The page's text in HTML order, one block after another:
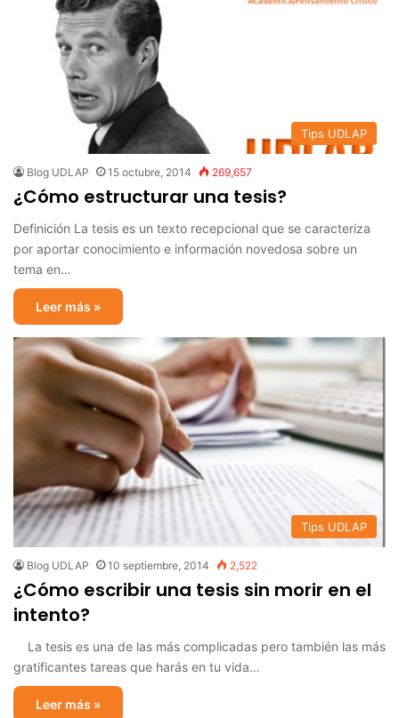
Tips UDLAP
Blog UDLAP 15 octubre, 2014 269,657
¿Cómo estructurar una tesis?
Definición La tesis es un texto recepcional que se caracteriza
por aportar conocimiento e información novedosa sobre un
tema en…
Leer más »
Tips UDLAP
Blog UDLAP 10 septiembre, 2014 2,522
¿Cómo escribir una tesis sin morir en el
intento?
La tesis es una de las más complicadas pero también las más
gratificantes tareas que harás en tu vida…
Leer más »